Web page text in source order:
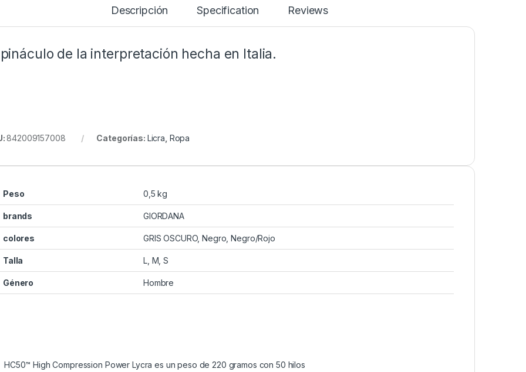
Descripción Specification Reviews
de la interpretación hecha en Italia.
842009157008 Categorías: Licra, Ropa
Peso 0,5 kg
brands GIORDANA
colores GRIS OSCURO, Negro, Negro/Rojo
Talla L, M, S
Género Hombre
HC50™ High Compression Power Lycra es un peso de 220 gramos con 50 hilos